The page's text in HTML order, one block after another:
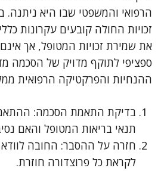
הרפואי והמשפטי שבו היא ניתנה.
זכויות החולה קובעים עקרונות
את שמירת זכויות המטופל, אך
ספציפי לתוקף מדויק של הסכמה
ההנחיות והפרקטיקה הרפואית
בדיקת התאמת הסכמה:
תנאי בריאות המטופל והאם
חזרה על ההסבר: החובה
לקראת כל פרוצדורה חוזרת.